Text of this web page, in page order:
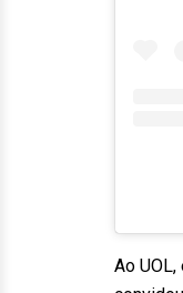
Ao